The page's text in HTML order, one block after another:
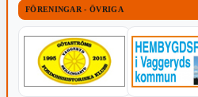
FÖRENINGAR - ÖVRIGA